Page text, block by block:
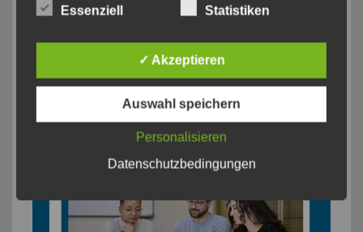
Essenziell Statistiken
✓ Akzeptieren
Auswahl speichern
Personalisieren
Datenschutzbedingungen